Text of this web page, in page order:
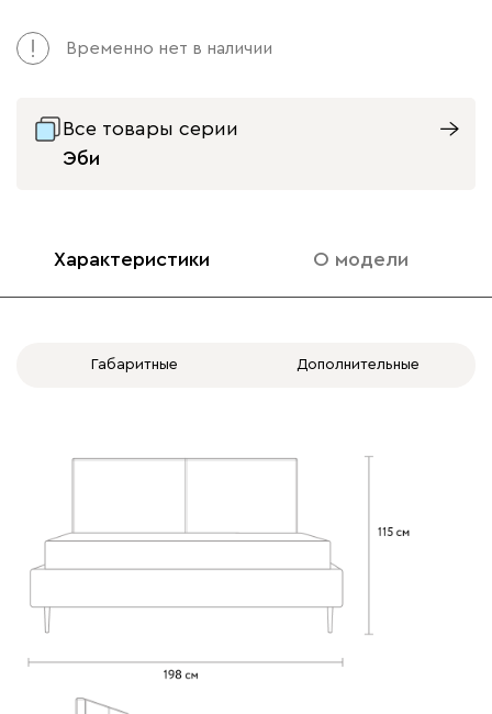
Временно нет в наличии
Все товары серии
Эби
Характеристики О модели
Габаритные Дополнительные